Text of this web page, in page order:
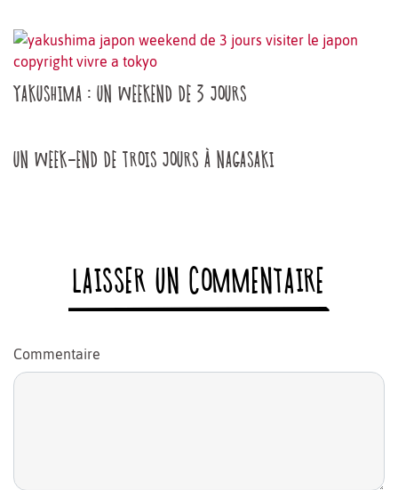
YAKUSHIMA : UN WEEKEND DE 3 JOURS
UN WEEK-END DE TROIS JOURS À NAGASAKI
LAISSER UN COMMENTAIRE
Commentaire